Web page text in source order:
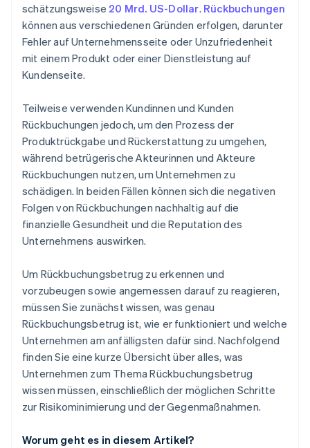
schätzungsweise 20 Mrd. US-Dollar. Rückbuchungen
können aus verschiedenen Gründen erfolgen, darunter
Fehler auf Unternehmensseite oder Unzufriedenheit
mit einem Produkt oder einer Dienstleistung auf
Kundenseite.
Teilweise verwenden Kundinnen und Kunden
Rückbuchungen jedoch, um den Prozess der
Produktrückgabe und Rückerstattung zu umgehen,
während betrügerische Akteurinnen und Akteure
Rückbuchungen nutzen, um Unternehmen zu
schädigen. In beiden Fällen können sich die negativen
Folgen von Rückbuchungen nachhaltig auf die
finanzielle Gesundheit und die Reputation des
Unternehmens auswirken.
Um Rückbuchungsbetrug zu erkennen und
vorzubeugen sowie angemessen darauf zu reagieren,
müssen Sie zunächst wissen, was genau
Rückbuchungsbetrug ist, wie er funktioniert und welche
Unternehmen am anfälligsten dafür sind. Nachfolgend
finden Sie eine kurze Übersicht über alles, was
Unternehmen zum Thema Rückbuchungsbetrug
wissen müssen, einschließlich der möglichen Schritte
zur Risikominimierung und der Gegenmaßnahmen.
Worum geht es in diesem Artikel?